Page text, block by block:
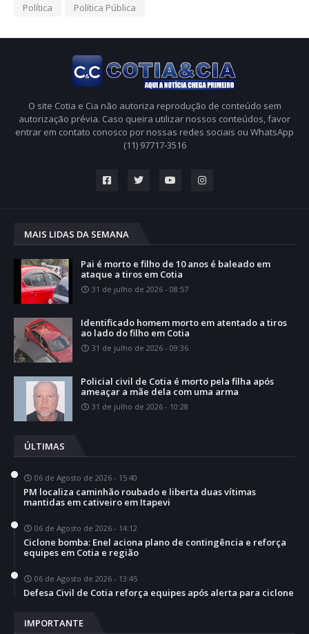
Política
Política Pública
O site Cotia e Cia não autoriza reprodução de conteúdo sem
autorização prévia. Caso queira utilizar nossos conteúdos, favor
entrar em contato conosco por nossas redes sociais ou WhatsApp
(11) 97717-3516
MAIS LIDAS DA SEMANA
Pai é morto e filho de 10 anos é baleado em
ataque a tiros em Cotia
31 de julho de 2026 - 08:57
Identificado homem morto em atentado a tiros
ao lado do filho em Cotia
31 de julho de 2026 - 09:36
Policial civil de Cotia é morto pela filha após
ameaçar a mãe dela com uma arma
31 de julho de 2026 - 10:28
ÚLTIMAS
06 de Agosto de 2026 - 15:40
PM localiza caminhão roubado e liberta duas vítimas
mantidas em cativeiro em Itapevi
06 de Agosto de 2026 - 14:12
Ciclone bomba: Enel aciona plano de contingência e reforça
equipes em Cotia e região
06 de Agosto de 2026 - 13:45
Defesa Civil de Cotia reforça equipes após alerta para ciclone
IMPORTANTE